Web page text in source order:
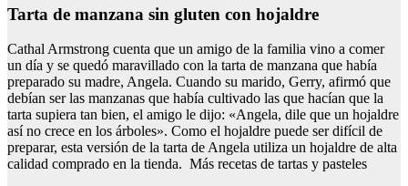
Tarta de manzana sin gluten con hojaldre
Cathal Armstrong cuenta que un amigo de la familia vino a comer
un día y se quedó maravillado con la tarta de manzana que había
preparado su madre, Angela. Cuando su marido, Gerry, afirmó que
debían ser las manzanas que había cultivado las que hacían que la
tarta supiera tan bien, el amigo le dijo: «Angela, dile que un hojaldre
así no crece en los árboles». Como el hojaldre puede ser difícil de
preparar, esta versión de la tarta de Angela utiliza un hojaldre de alta
calidad comprado en la tienda. Más recetas de tartas y pasteles